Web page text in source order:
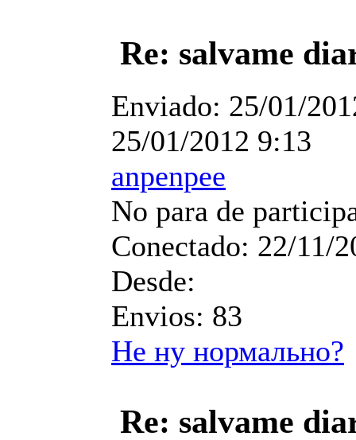
Re: salvame
Enviado: 25/01/
25/01/2012 9:13
anpenpee
No para de
Conectado: 22/11/
Desde:
Envios: 83
Не ну нормально?
Re: salvame